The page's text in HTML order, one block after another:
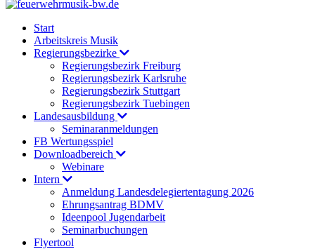
Start
Arbeitskreis Musik
Regierungsbezirke
Regierungsbezirk Freiburg
Regierungsbezirk Karlsruhe
Regierungsbezirk Stuttgart
Regierungsbezirk Tuebingen
Landesausbildung
Seminaranmeldungen
FB Wertungsspiel
Downloadbereich
Webinare
Intern
Anmeldung Landesdelegiertentagung 2026
Ehrungsantrag BDMV
Ideenpool Jugendarbeit
Seminarbuchungen
Flyertool